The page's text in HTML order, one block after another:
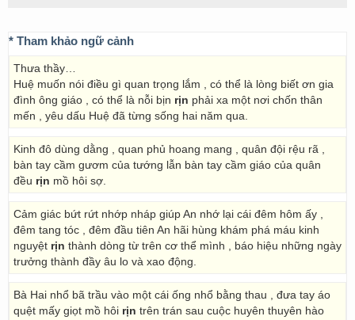
* Tham khảo ngữ cảnh
Thưa thầy…
Huệ muốn nói điều gì quan trọng lắm , có thể là lòng biết ơn gia
đình ông giáo , có thể là nỗi bịn rịn phải xa một nơi chốn thân
mến , yêu dấu Huệ đã từng sống hai năm qua.
Kinh đô dùng dằng , quan phủ hoang mang , quân đội rệu rã ,
bàn tay cầm gươm của tướng lẫn bàn tay cầm giáo của quân
đều rịn mồ hôi sợ.
Cảm giác bứt rứt nhớp nháp giúp An nhớ lại cái đêm hôm ấy ,
đêm tang tóc , đêm đầu tiên An hãi hùng khám phá máu kinh
nguyệt rịn thành dòng từ trên cơ thể mình , báo hiệu những ngày
trưởng thành đầy âu lo và xao động.
Bà Hai nhổ bã trầu vào một cái ống nhổ bằng thau , đưa tay áo
quệt mấy giọt mồ hôi rịn trên trán sau cuộc huyên thuyên hào